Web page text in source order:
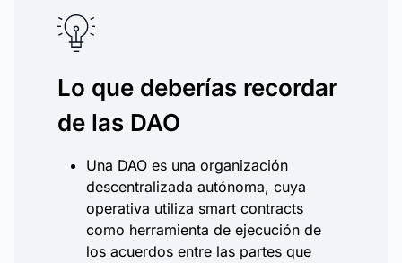
Lo que deberías recordar
de las DAO
Una DAO es una organización
descentralizada autónoma, cuya
operativa utiliza smart contracts
como herramienta de ejecución de
los acuerdos entre las partes que